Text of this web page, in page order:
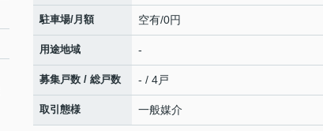
駐車場/月額 空有/0円
用途地域 -
募集戸数 / 総戸数 - / 4戸
取引態様 一般媒介